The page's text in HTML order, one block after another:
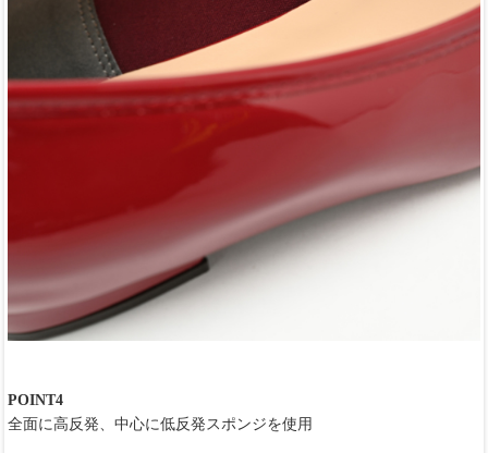
POINT4
全面に高反発、中心に低反発スポンジを使用